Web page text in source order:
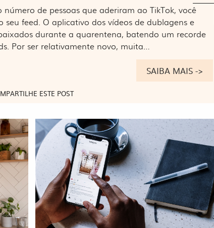
de pessoas que aderiram ao TikTok, você
feed. O aplicativo dos vídeos de dublagens e
durante a quarentena, batendo um recorde
Por ser relativamente novo, muita…
ESTE POST
SAIBA MAIS ->